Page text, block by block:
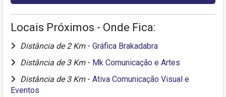
Locais Próximos - Onde Fica:
Distância de 2 Km - Gráfica Brakadabra
Distância de 3 Km - Mk Comunicação e Artes
Distância de 3 Km - Ativa Comunicação Visual e
Eventos